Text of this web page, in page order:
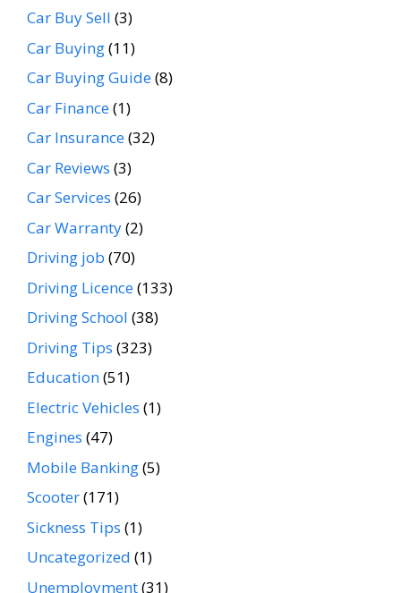
Car Buy Sell (3)
Car Buying(11)
Car Buying Guide(8)
Car Finance(1)
Car Insurance(32)
Car Reviews (3)
Car Services (26)
Car Warranty(2)
Driving job (70)
Driving Licence(133)
Driving School (38)
Driving Tips (323)
Education(51)
Electric Vehicles (1)
Engines (47)
Mobile Banking(5)
Scooter(171)
Sickness Tips (1)
Uncategorized (1)
Unemployment(31)